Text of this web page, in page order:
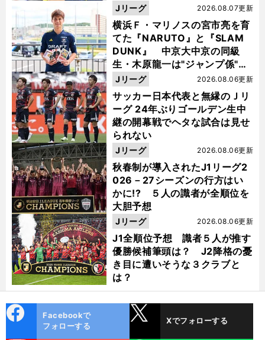
横浜Ｆ・マリノスの宮市亮を育
てた『NARUTO』と『SLAM
DUNK』 中京大中京の同級
生・木原龍一は"ジャンプ係"だ
った
2026.08.07更新
Jリーグ
サッカー日本代表と無縁のＪリ
ーグ 24年ぶりゴールデン生中
継の開幕戦でヘタな試合は見せ
られない
2026.08.06更新
Jリーグ
秋春制が導入されたJ1リーグ2
026－27シーズンの行方はい
かに!? ５人の識者が全順位を
大胆予想
2026.08.06更新
Jリーグ
J1全順位予想 識者５人が推す
優勝候補筆頭は？ J2降格の憂
き目に遭いそうな３クラブと
は？
2026.08.06更新
Jリーグ
ok
Facebookで
フォローする
Xでフォローする